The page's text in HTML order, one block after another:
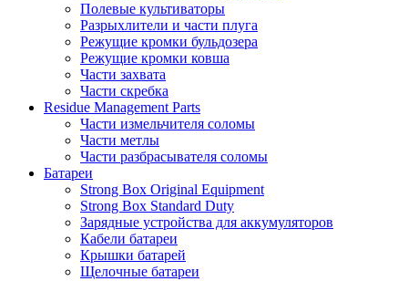
Полевые культиваторы
Разрыхлители и части плуга
Режущие кромки бульдозера
Режущие кромки ковша
Части захвата
Части скребка
Residue Management Parts
Части измельчителя соломы
Части метлы
Части разбрасывателя соломы
Батареи
Strong Box Original Equipment
Strong Box Standard Duty
Зарядные устройства для аккумуляторов
Кабели батареи
Крышки батарей
Щелочные батареи